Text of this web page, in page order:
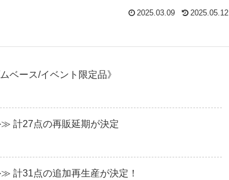
2025.03.09 2025.05.12
ベース/イベント限定品》
計27点の再販延期が決定
計31点の追加再生産が決定！